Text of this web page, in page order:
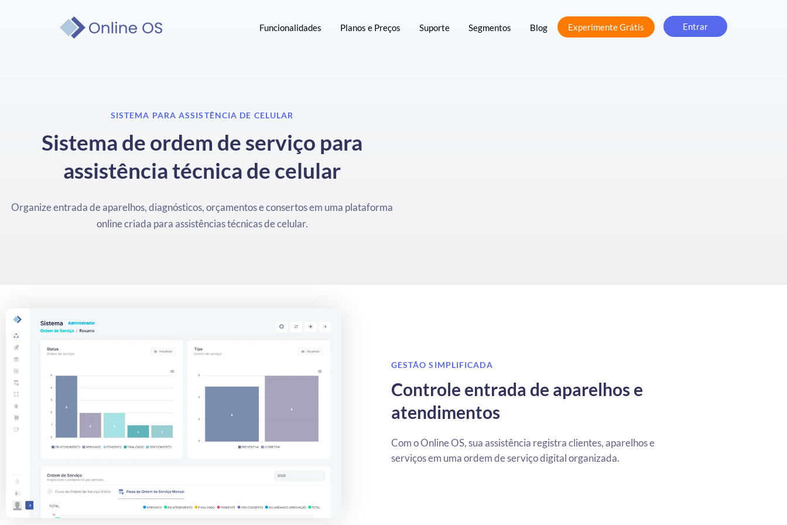
Funcionalidades Planos e Preços Suporte Segmentos Blog Experimente Grátis Entrar
SISTEMA PARA ASSISTÊNCIA DE CELULAR
Sistema de ordem de serviço para
assistência técnica de celular
Organize entrada de aparelhos, diagnósticos, orçamentos e consertos em uma plataforma
online criada para assistências técnicas de celular.
GESTÃO SIMPLIFICADA
Controle entrada de aparelhos e
atendimentos
Com o Online OS, sua assistência registra clientes, aparelhos e
serviços em uma ordem de serviço digital organizada.